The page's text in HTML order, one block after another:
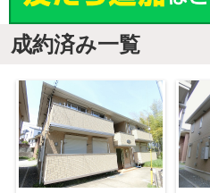
成約済み一覧